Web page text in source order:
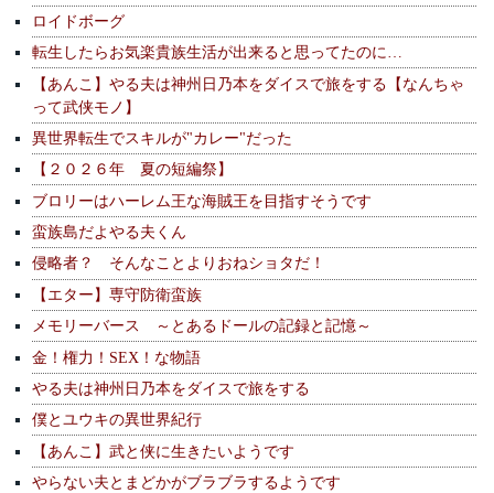
ロイドボーグ
転生したらお気楽貴族生活が出来ると思ってたのに…
【あんこ】やる夫は神州日乃本をダイスで旅をする【なんちゃ
って武侠モノ】
異世界転生でスキルが"カレー"だった
【２０２６年 夏の短編祭】
ブロリーはハーレム王な海賊王を目指すそうです
蛮族島だよやる夫くん
侵略者？ そんなことよりおねショタだ！
【エター】専守防衛蛮族
メモリーバース ～とあるドールの記録と記憶～
金！権力！SEX！な物語
やる夫は神州日乃本をダイスで旅をする
僕とユウキの異世界紀行
【あんこ】武と侠に生きたいようです
やらない夫とまどかがブラブラするようです